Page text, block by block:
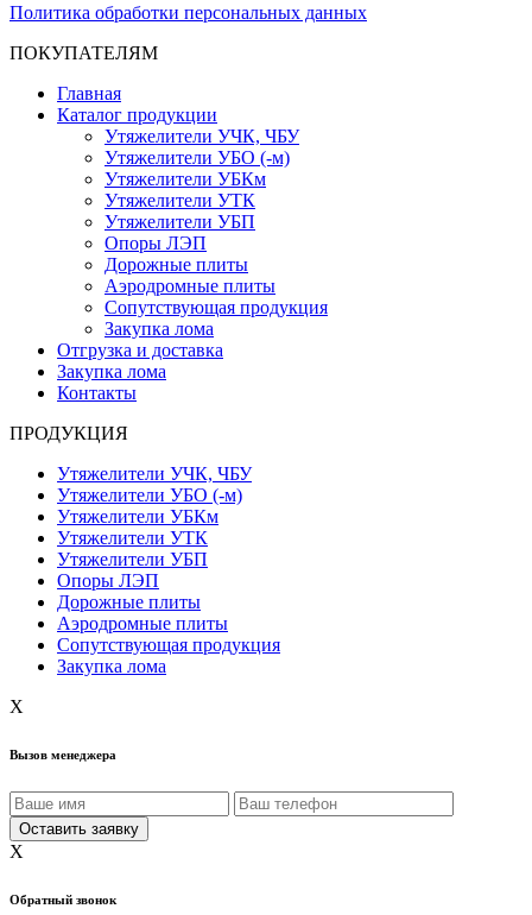
Политика обработки персональных данных
ПОКУПАТЕЛЯМ
Главная
Каталог продукции
Утяжелители УЧК, ЧБУ
Утяжелители УБО (-м)
Утяжелители УБКм
Утяжелители УТК
Утяжелители УБП
Опоры ЛЭП
Дорожные плиты
Аэродромные плиты
Сопутствующая продукция
Закупка лома
Отгрузка и доставка
Закупка лома
Контакты
ПРОДУКЦИЯ
Утяжелители УЧК, ЧБУ
Утяжелители УБО (-м)
Утяжелители УБКм
Утяжелители УТК
Утяжелители УБП
Опоры ЛЭП
Дорожные плиты
Аэродромные плиты
Сопутствующая продукция
Закупка лома
X
Вызов менеджера
X
Обратный звонок